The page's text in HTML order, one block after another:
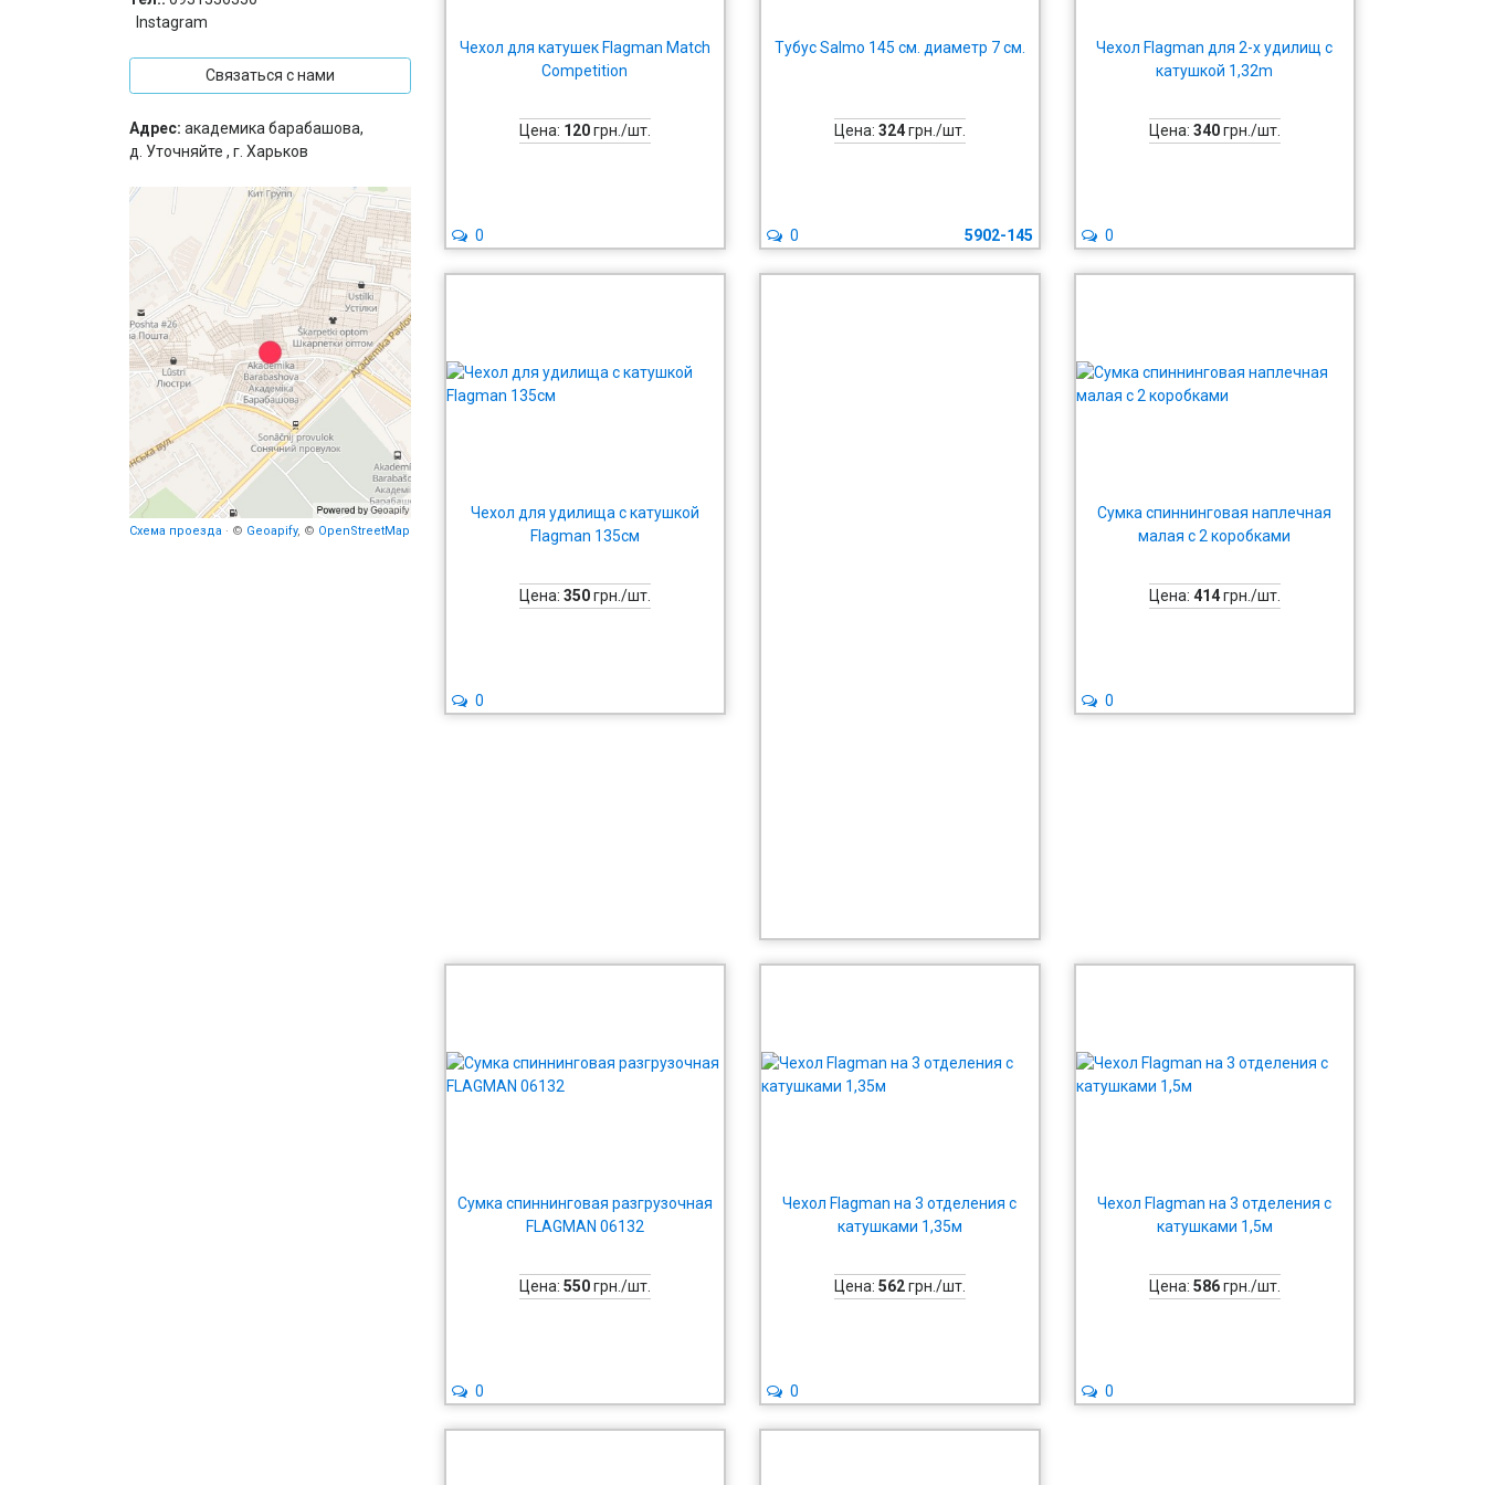
Instagram
Связаться с нами
Адрес: академика барабашова,
д. Уточняйте , г. Харьков
Схема проезда · © Geoapify, © OpenStreetMap
Чехол для катушек Flagman Match
Competition
Цена: 120грн./шт.
0
Тубус Salmo 145 см. диаметр 7 см.
Цена: 324грн./шт.
5902-145
0
Чехол Flagman для 2-х удилищ с
катушкой 1,32m
Цена: 340грн./шт.
0
Чехол для удилища с катушкой
Flagman 135см
Цена: 350грн./шт.
0
Сумка спиннинговая наплечная
малая с 2 коробками
Цена: 414грн./шт.
0
Сумка спиннинговая разгрузочная
FLAGMAN 06132
Цена: 550грн./шт.
0
Чехол Flagman на 3 отделения с
катушками 1,35м
Цена: 562грн./шт.
0
Чехол Flagman на 3 отделения с
катушками 1,5м
Цена: 586грн./шт.
0